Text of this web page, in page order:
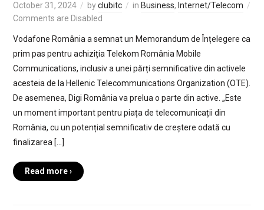
October 31, 2024 byclubitc in Business, Internet/Telecom
Comments are Disabled
Vodafone România a semnat un Memorandum de Înțelegere ca
prim pas pentru achiziția Telekom România Mobile
Communications, inclusiv a unei părți semnificative din activele
acesteia de la Hellenic Telecommunications Organization (OTE).
De asemenea, Digi România va prelua o parte din active. „Este
un moment important pentru piața de telecomunicații din
România, cu un potențial semnificativ de creștere odată cu
finalizarea […]
Read more ›